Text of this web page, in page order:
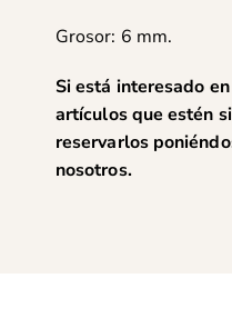
Grosor: 6 mm.
Si está interesado
artículos que estén
reservarlos
nosotros.